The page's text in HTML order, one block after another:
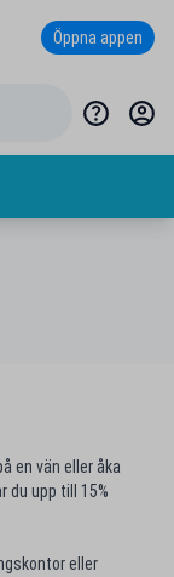
Öppna appen
en vän eller åka
du upp till 15%
eller